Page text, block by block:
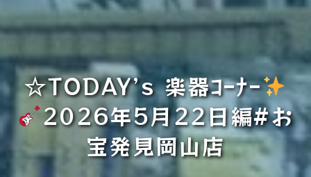
☆TODAY’s 楽器ｺｰﾅｰ
2026年5月22日編#お
宝発見岡山店